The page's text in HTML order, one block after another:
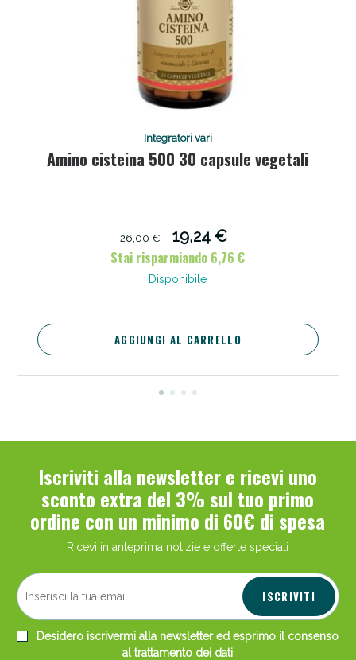
Integratori vari
Amino cisteina 500 30 capsule vegetali
26,00 €
19,24 €
Stai risparmiando 6,76 €
Disponibile
AGGIUNGI AL CARRELLO
Iscriviti alla newsletter e ricevi uno
sconto extra del 3% sul tuo primo
ordine con un minimo di 60€ di spesa
Ricevi in anteprima notizie e offerte speciali
ISCRIVITI
Desidero iscrivermi alla newsletter ed esprimo il consenso
altrattamento dei dati
Scopri le offerte di Oggi